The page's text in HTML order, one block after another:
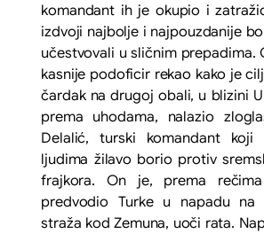
komandant ih je okupio i
izdvoji najbolje i najpouzdanije
učestvovali u sličnim prepadima.
kasnije podoficir rekao kako je
čardak na drugoj obali, u blizini
prema uhodama, nalazio
Delalić, turski komandant
ljudima žilavo borio protiv
frajkora. On je, prema
predvodio Turke u napadu na
straža kod Zemuna, uoči rata.